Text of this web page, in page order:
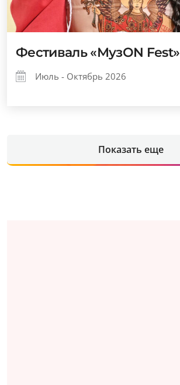
Фестиваль «МузОN Fest»
Июль - Октябрь 2026
Показать еще